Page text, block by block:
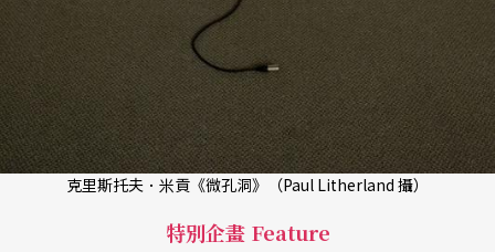
克里斯托夫．米貢《微孔洞》（Paul Litherland 攝）
特別企畫 Feature